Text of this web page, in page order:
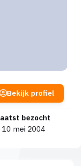
Laatst bezocht
10 mei 2004
Bekijk profiel